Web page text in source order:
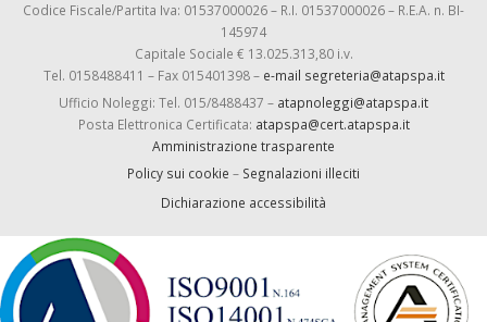
Codice Fiscale/Partita Iva: 01537000026 – R.I. 01537000026 – R.E.A. n. BI-
145974
Capitale Sociale € 13.025.313,80 i.v.
Tel. 0158488411 – Fax 015401398 – e-mail segreteria@atapspa.it
Ufficio Noleggi: Tel. 015/8488437 – atapnoleggi@atapspa.it
Posta Elettronica Certificata: atapspa@cert.atapspa.it
Amministrazione trasparente
Policy sui cookie – Segnalazioni illeciti
Dichiarazione accessibilità